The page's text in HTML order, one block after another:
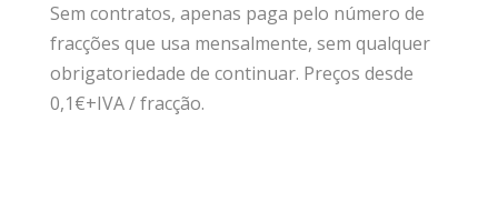
Sem contratos, apenas paga pelo número de
fracções que usa mensalmente, sem qualquer
obrigatoriedade de continuar. Preços desde
0,1€+IVA / fracção.